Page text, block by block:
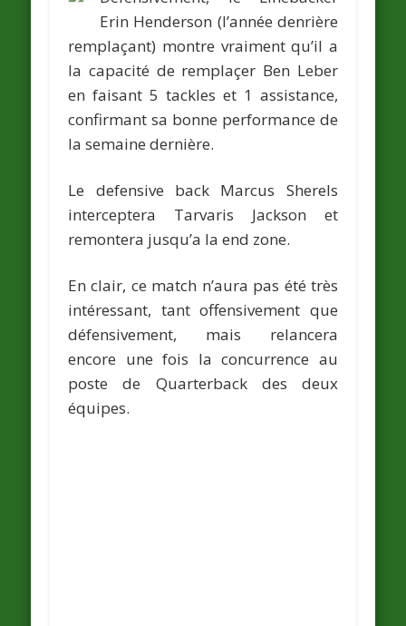
Erin Henderson (l’année denrière
remplaçant) montre vraiment qu’il a
la capacité de remplaçer Ben Leber
en faisant 5 tackles et 1 assistance,
confirmant sa bonne performance de
la semaine dernière.
Le defensive back Marcus Sherels
interceptera Tarvaris Jackson et
remontera jusqu’a la end zone.
En clair, ce match n’aura pas été très
intéressant, tant offensivement que
défensivement, mais relancera
encore une fois la concurrence au
poste de Quarterback des deux
équipes.